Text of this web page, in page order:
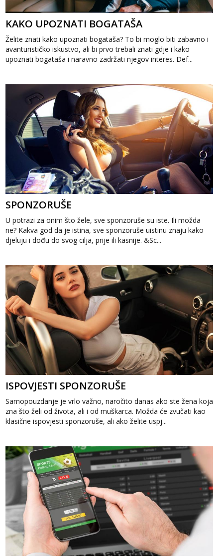
KAKO UPOZNATI BOGATAŠA
Želite znati kako upoznati bogataša? To bi moglo biti zabavno i
avanturističko iskustvo, ali bi prvo trebali znati gdje i kako
upoznati bogataša i naravno zadržati njegov interes. Def...
SPONZORUŠE
U potrazi za onim što žele, sve sponzoruše su iste. Ili možda
ne? Kakva god da je istina, sve sponzoruše uistinu znaju kako
djeluju i dođu do svog cilja, prije ili kasnije. &Sc...
ISPOVJESTI SPONZORUŠE
Samopouzdanje je vrlo važno, naročito danas ako ste žena koja
zna što želi od života, ali i od muškarca. Možda će zvučati kao
klasične ispovjesti sponzoruše, ali ako želite uspj...